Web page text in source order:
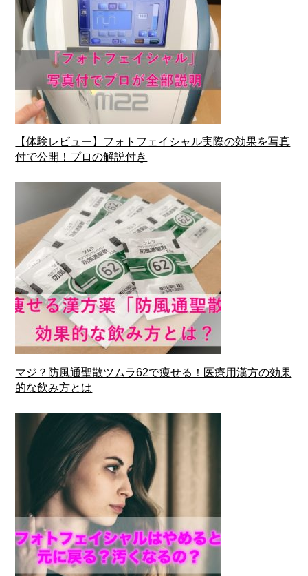
【体験レビュー】フォトフェイシャル実際の効果を写真
付で公開！プロの解説付き
マジ？防風通聖散ツムラ62で痩せる！医療用漢方の効果
的な飲み方とは